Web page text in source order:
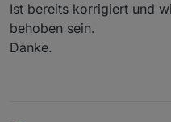
Ist bereits korrigiert und
behoben sein.
Danke.